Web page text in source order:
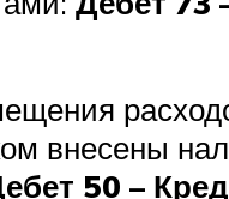
внесены
50 –